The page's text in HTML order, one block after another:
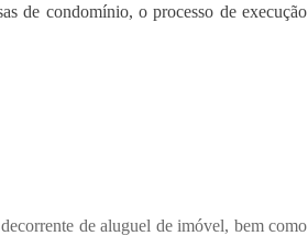
de condomínio, o processo de execução
de aluguel de imóvel, bem como